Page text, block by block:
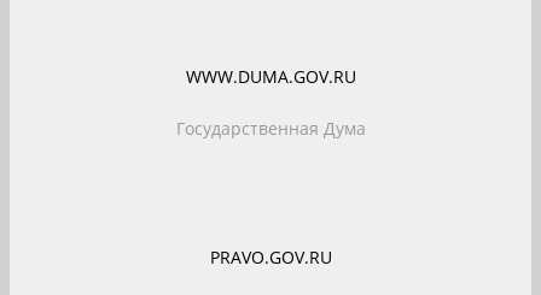
WWW.DUMA.GOV.RU
Государственная Дума
PRAVO.GOV.RU